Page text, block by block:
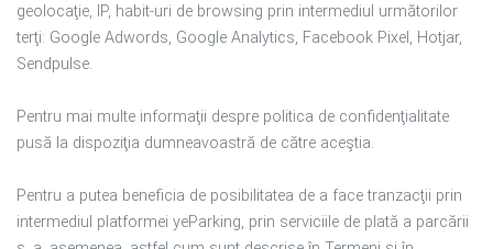
geolocaţie, IP, habit-uri de browsing prin intermediul următorilor
terţi: Google Adwords, Google Analytics, Facebook Pixel, Hotjar,
Sendpulse.
Pentru mai multe informaţii despre politica de confidenţialitate
pusă la dispoziţia dumneavoastră de către aceştia.
Pentru a putea beneficia de posibilitatea de a face tranzacţii prin
intermediul platformei yeParking, prin serviciile de plată a parcării